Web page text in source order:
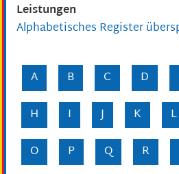
Leistungen
Alphabetisches Register
A B C D
H
I J K L
O
P Q R